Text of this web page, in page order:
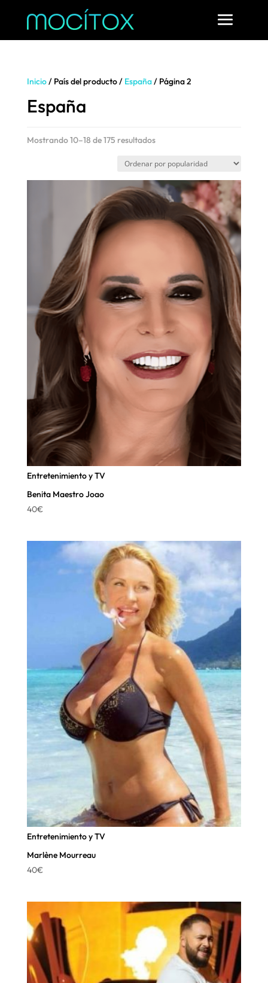
Inicio/ País del producto / España/ Página 2
España
Mostrando 10–18 de 175 resultadosOrdenado
popularidad
Entretenimiento y TV
Benita Maestro Joao
40€
Entretenimiento y TV
Marlène Mourreau
40€